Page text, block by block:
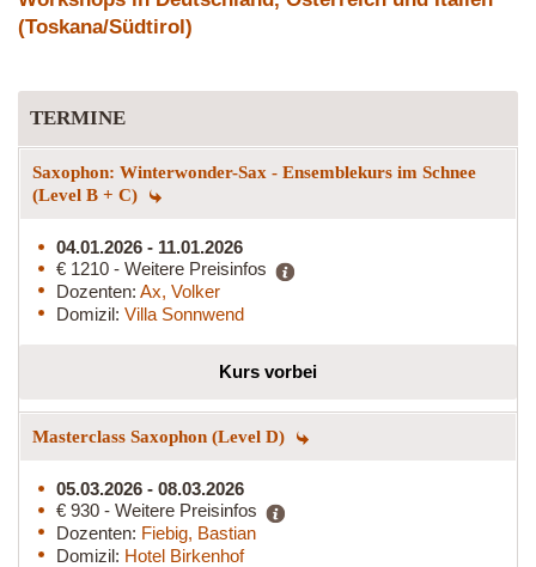
(Toskana/Südtirol)
TERMINE
Saxophon: Winterwonder-Sax - Ensemblekurs im Schnee
(Level B + C)
04.01.2026 - 11.01.2026
€ 1210 - Weitere Preisinfos
Dozenten: Ax, Volker
Domizil: Villa Sonnwend
Kurs vorbei
Masterclass Saxophon (Level D)
05.03.2026 - 08.03.2026
€ 930 - Weitere Preisinfos
Dozenten: Fiebig, Bastian
Domizil: Hotel Birkenhof